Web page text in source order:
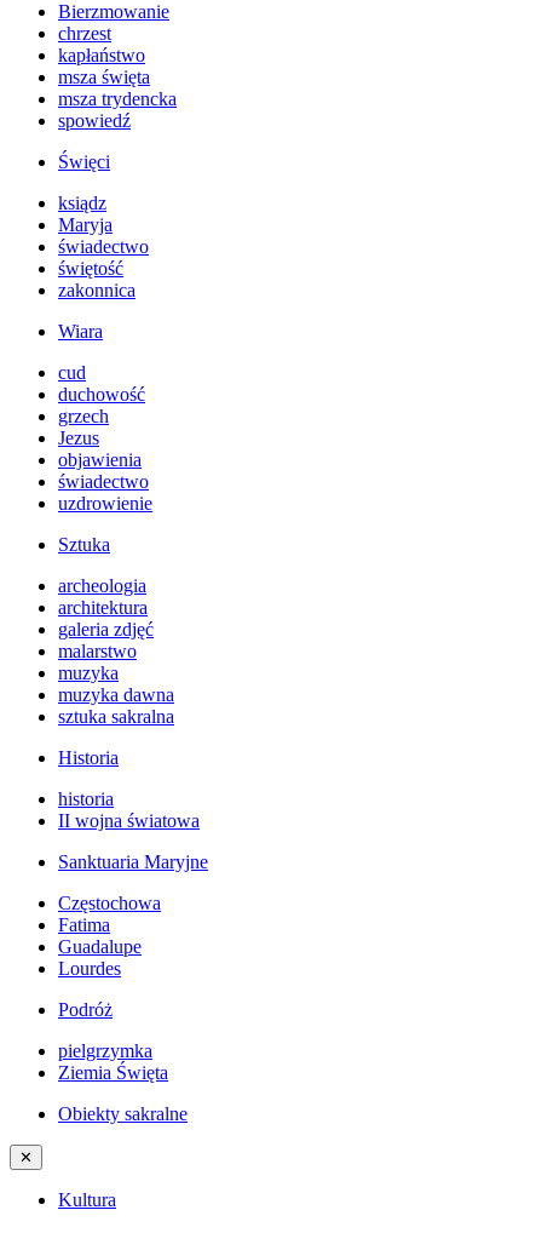
Bierzmowanie
chrzest
kapłaństwo
msza święta
msza trydencka
spowiedź
Święci
ksiądz
Maryja
świadectwo
świętość
zakonnica
Wiara
cud
duchowość
grzech
Jezus
objawienia
świadectwo
uzdrowienie
Sztuka
archeologia
architektura
galeria zdjęć
malarstwo
muzyka
muzyka dawna
sztuka sakralna
Historia
historia
II wojna światowa
Sanktuaria Maryjne
Częstochowa
Fatima
Guadalupe
Lourdes
Podróż
pielgrzymka
Ziemia Święta
Obiekty sakralne
✕
Kultura